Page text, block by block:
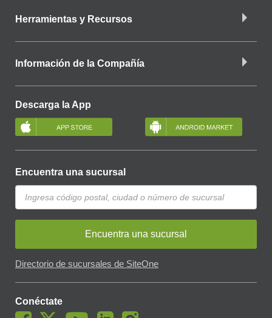
Herramientas y Recursos
Información de la Compañía
Descarga la App
Encuentra una sucursal
Encuentra una sucursal
Directorio de sucursales de SiteOne
Conéctate